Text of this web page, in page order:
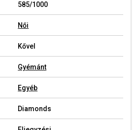
585/1000
Női
Kővel
Gyémánt
Egyéb
Diamonds